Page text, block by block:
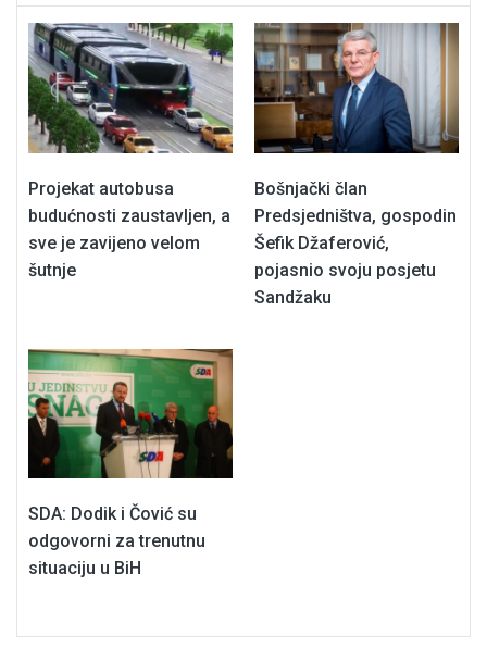
Projekat autobusa
budućnosti zaustavljen, a
sve je zavijeno velom
šutnje
Bošnjački član
Predsjedništva, gospodin
Šefik Džaferović,
pojasnio svoju posjetu
Sandžaku
SDA: Dodik i Čović su
odgovorni za trenutnu
situaciju u BiH